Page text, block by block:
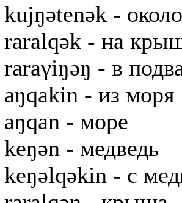
kujŋətenək -
raralqək - на
raraγiŋəŋ - в
aŋqakin - из моря
aŋqan - море
keŋən - медведь
keŋəlqəkin - с